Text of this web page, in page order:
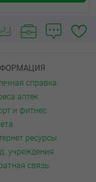
справка
аптек
и фитнес
ресурсы
учреждения
связь